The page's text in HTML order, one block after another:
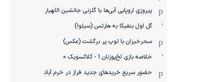
پیروزی اروپایی آبی‌ها با گلزنی جانشین اللهیار
گل اول بنفیکا به هارتس (سیلوا)
سحرخیزان با توپ پر برگشت (عکس)
خلاصه بازی لخ‌پوزنان 1 - کلاکسویک 0
حضور سریع خریدهای جدید فراز در خرم آباد